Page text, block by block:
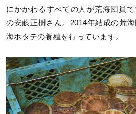
にかかわるすべての人が荒海団員
の安藤正樹さん。2014年結成の荒
海ホタテの養殖を行っています。